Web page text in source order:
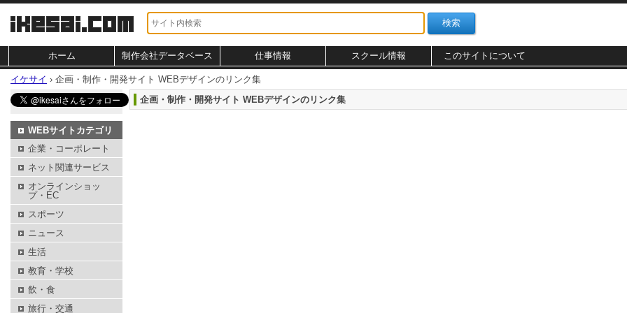
ホーム 制作会社データベース 仕事情報 スクール情報 このサイトについて
イケサイ › 企画・制作・開発サイト WEBデザインのリンク集
企画・制作・開発サイト WEBデザインのリンク集
WEBサイトカテゴリ
企業・コーポレート
ネット関連サービス
オンラインショッ
プ・EC
スポーツ
ニュース
生活
教育・学校
飲・食
旅行・交通